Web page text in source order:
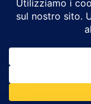
Copyright © 2026